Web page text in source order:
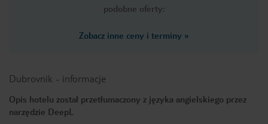
podobne oferty:
Zobacz inne ceny i terminy »
Dubrovnik - informacje
Opis hotelu został przetłumaczony z języka angielskiego przez
narzędzie DeepL